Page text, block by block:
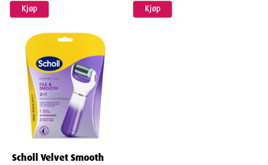
Kjøp Kjøp
Scholl Velvet Smooth